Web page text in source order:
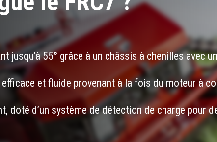
jusqu'à 55° grâce à un châssis à chenilles avec
et fluide provenant à la fois du moteur à
doté d’un système de détection de charge pour